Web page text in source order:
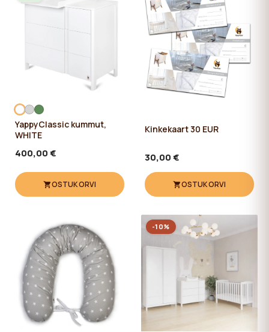
YappyClassic kummut,
WHITE
400,00 €
OSTUKORVI
Kinkekaart 30 EUR
30,00 €
OSTUKORVI
-10%